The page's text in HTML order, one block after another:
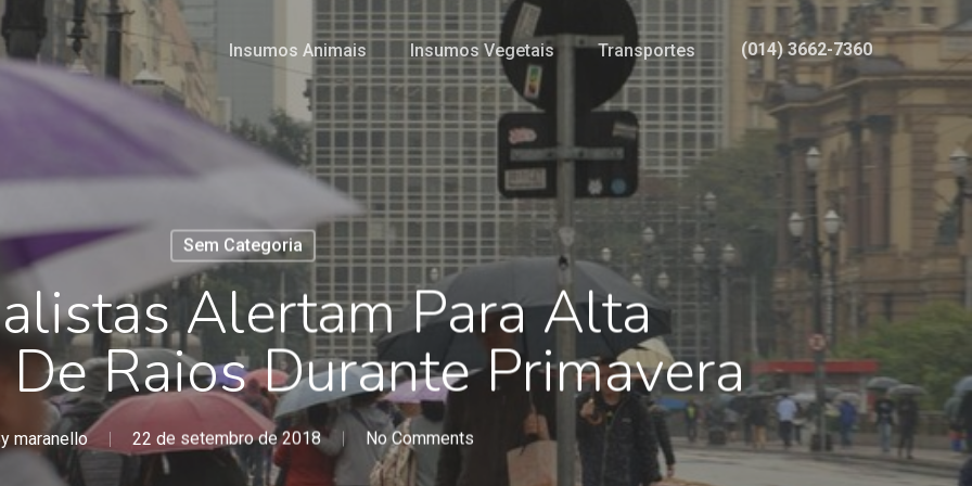
Insumos Animais Insumos Vegetais Transportes (014) 3662-7360
Sem Categoria
Alertam Para Alta
Raios Durante Primavera
maranello 22 de setembro de 2018 No Comments